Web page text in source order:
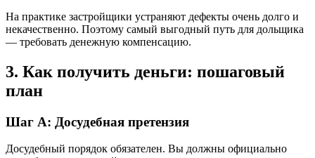
На практике застройщики устраняют дефекты очень долго и
некачественно. Поэтому самый выгодный путь для дольщика
— требовать денежную компенсацию.
3. Как получить деньги: пошаговый
план
Шаг А: Досудебная претензия
Досудебный порядок обязателен. Вы должны официально